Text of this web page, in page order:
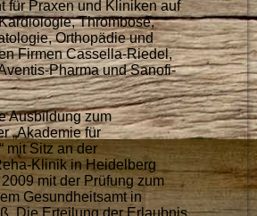
für Praxen und Kliniken auf
Thrombose,
Orthopädie und
Firmen Cassella-Riedel,
Pharma und Sanofi-
Ausbildung zum
„Akademie für
mit Sitz an der
Klinik in Heidelberg
mit der Prüfung zum
Gesundheitsamt in